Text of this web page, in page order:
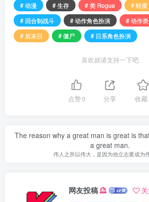
# 动漫
# 生存 # 类 Rogue # 轻
# 回合制战斗
# 动作角色扮演
# 动作
# 后末日
# 僵尸 # 日系角色扮演
喜欢就请支持一下吧
点赞0 分享 收藏
The reason why a great man is great is
a great man.
伟人之所以伟大，是因为他立志要成为
网友投稿